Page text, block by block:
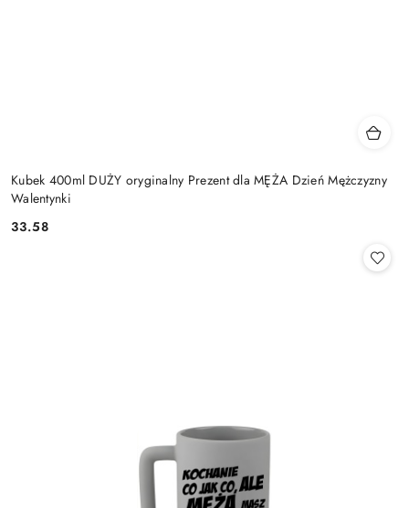
Kubek 400ml DUŻY oryginalny Prezent dla MĘŻA Dzień Mężczyzny
Walentynki
Cena:
33.58